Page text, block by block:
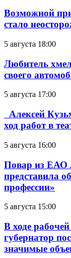
Возможной
стало
5 августа 18:00
Любитель
своего
5 августа 17:00
Алексей
ход работ в
5 августа 16:00
Повар из ЕАО
представила
профессии»
5 августа 15:00
В ходе
губернатор
значимые